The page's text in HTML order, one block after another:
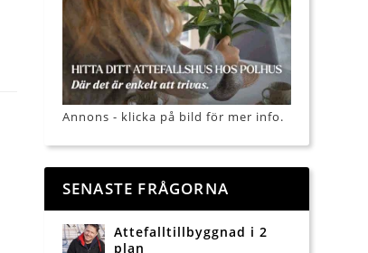
Annons - klicka på bild för mer info.
SENASTE FRÅGORNA
Attefalltillbyggnad i 2
plan